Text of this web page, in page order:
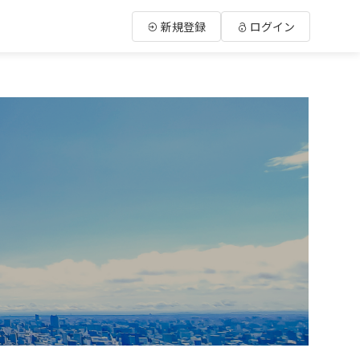
新規登録 ログイン